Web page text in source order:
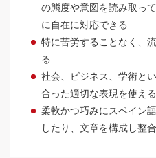
の態度や意図を読み取っ
に自在に対応できる
特に苦労することなく、
る
社会、ビジネス、学術と
合った適切な表現を使える
柔軟かつ巧みにスペイン
したり、文章を構成し整